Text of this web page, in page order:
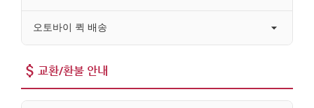
오토바이 퀵 배송
교환/환불 안내